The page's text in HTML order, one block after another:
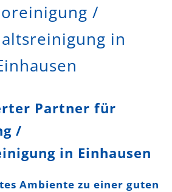
/
in
Partner für
/
in Einhausen
Ambiente zu einer guten